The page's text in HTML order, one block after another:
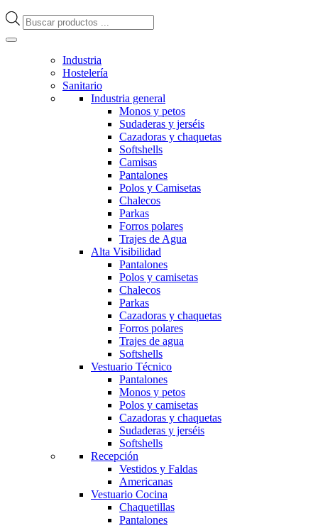
Búsqueda
de
Industria
Hostelería
Sanitario
Industria general
Monos y petos
Sudaderas y jerséis
Cazadoras y chaquetas
Softshells
Camisas
Pantalones
Polos y Camisetas
Chalecos
Parkas
Forros polares
Trajes de Agua
Alta Visibilidad
Pantalones
Polos y camisetas
Chalecos
Parkas
Cazadoras y chaquetas
Forros polares
Trajes de agua
Softshells
Vestuario Técnico
Pantalones
Monos y petos
Polos y camisetas
Cazadoras y chaquetas
Sudaderas y jerséis
Softshells
Recepción
Vestidos y Faldas
Americanas
Vestuario Cocina
Chaquetillas
Pantalones